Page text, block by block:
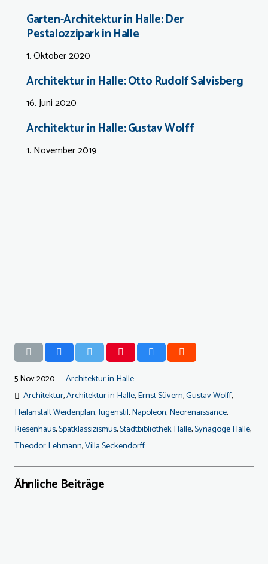
Garten-Architektur in Halle: Der
Pestalozzipark in Halle
1. Oktober 2020
Architektur in Halle: Otto Rudolf Salvisberg
16. Juni 2020
Architektur in Halle: Gustav Wolff
1. November 2019
5 Nov 2020
Architektur in Halle
Architektur,Architektur in Halle,Ernst Süvern,Gustav Wolff,
Heilanstalt Weidenplan,Jugenstil,Napoleon,Neorenaissance,
Riesenhaus,Spätklassizismus,Stadtbibliothek Halle,Synagoge Halle,
Theodor Lehmann,Villa Seckendorff
Ähnliche Beiträge